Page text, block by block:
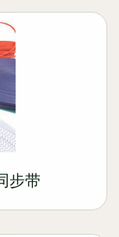
步带